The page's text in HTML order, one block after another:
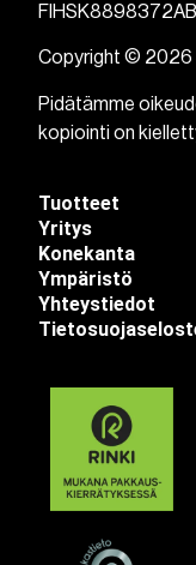
Copyright © 2026
Pidätämme
kopiointi on
Tuotteet
Yritys
Konekanta
Ympäristö
Yhteystiedot